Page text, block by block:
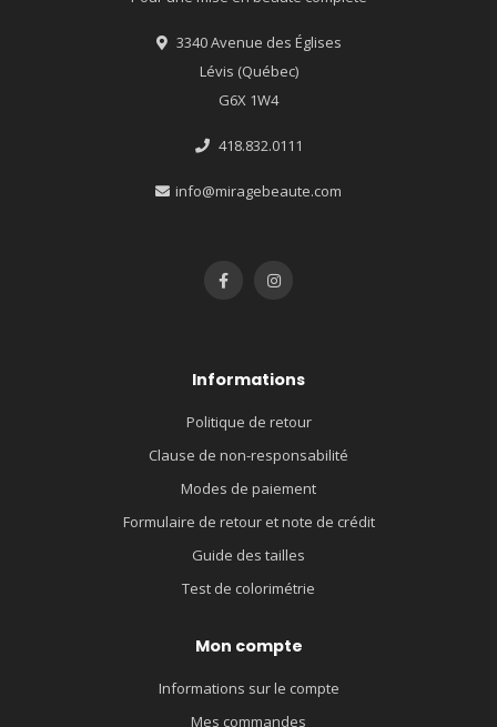
3340 Avenue des Églises
Lévis (Québec)
G6X 1W4
418.832.0111
info@miragebeaute.com
Informations
Politique de retour
Clause de non-responsabilité
Modes de paiement
Formulaire de retour et note de crédit
Guide des tailles
Test de colorimétrie
Mon compte
Informations sur le compte
Mes commandes